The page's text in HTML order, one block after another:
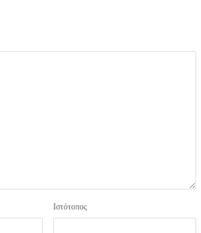
Ιστότοπος